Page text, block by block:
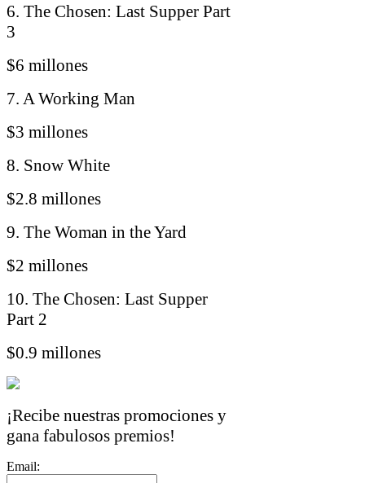
6. The Chosen: Last Supper Part
3
$6 millones
7. A Working Man
$3 millones
8. Snow White
$2.8 millones
9. The Woman in the Yard
$2 millones
10. The Chosen: Last Supper
Part 2
$0.9 millones
¡Recibe nuestras promociones y
gana fabulosos premios!
Email: